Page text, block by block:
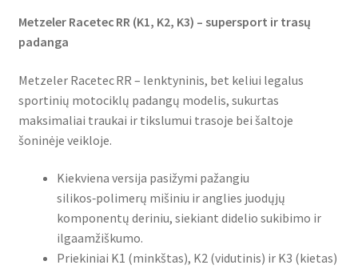
Metzeler Racetec RR (K1, K2, K3) – supersport ir trasų
padanga
Metzeler Racetec RR – lenktyninis, bet keliui legalus
sportinių motociklų padangų modelis, sukurtas
maksimaliai traukai ir tikslumui trasoje bei šaltoje
šoninėje veikloje.
Kiekviena versija pasižymi pažangiu
silikos‑polimerų mišiniu ir anglies juodųjų
komponentų deriniu, siekiant didelio sukibimo ir
ilgaamžiškumo.
Priekiniai K1 (minkštas), K2 (vidutinis) ir K3 (kietas)